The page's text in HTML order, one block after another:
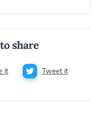
share
it Tweet it